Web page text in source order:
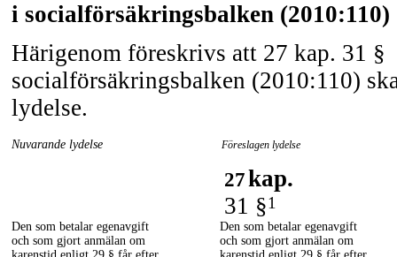
i socialförsäkringsbalken (2010:110)
Härigenom föreskrivs att 27 kap. 31 §
socialförsäkringsbalken (2010:110)
lydelse.
Nuvarande lydelse Föreslagen lydelse
27kap.
31 §1
Den som betalar egenavgift
Den som betalar egenavgift
och som gjort anmälan om
och som gjort anmälan om